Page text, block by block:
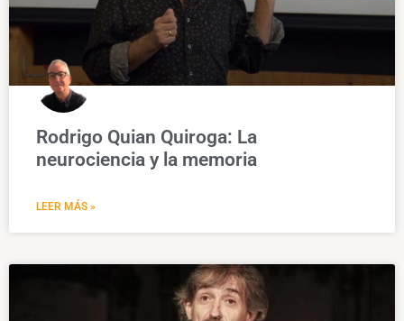
Rodrigo Quian Quiroga: La
neurociencia y la memoria
LEER MÁS »